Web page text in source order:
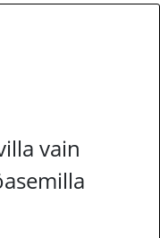
vain